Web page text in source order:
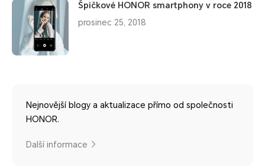
Špičkové HONOR smartphony v roce 2018
prosinec 25, 2018
Nejnovější blogy a aktualizace přímo od společnosti
HONOR.
Další informace